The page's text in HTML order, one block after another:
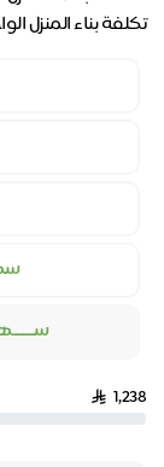
تكلفة بناء المنزل الواحد مع
1,238